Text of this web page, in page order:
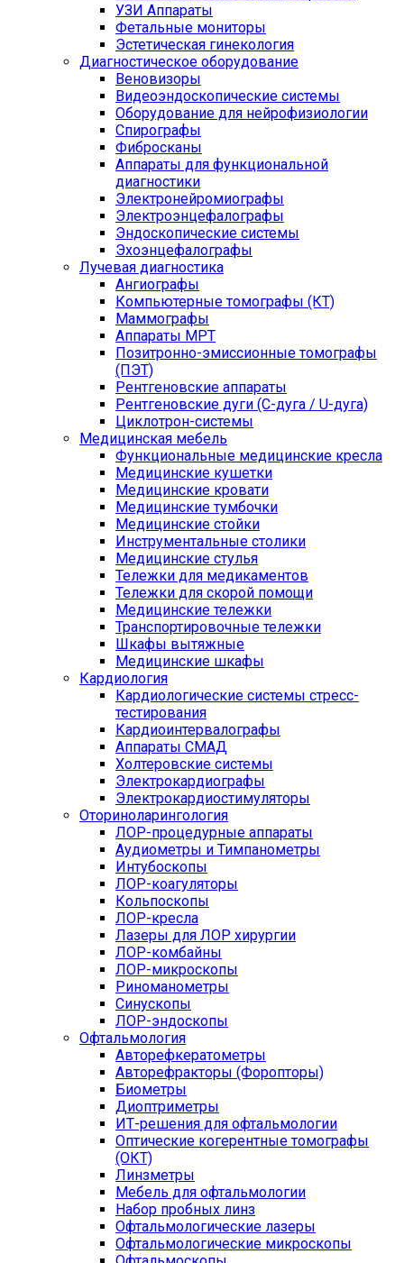
УЗИ Аппараты
Фетальные мониторы
Эстетическая гинекология
Диагностическое оборудование
Веновизоры
Видеоэндоскопические системы
Оборудование для нейрофизиологии
Спирографы
Фибросканы
Аппараты для функциональной
диагностики
Электронейромиографы
Электроэнцефалографы
Эндоскопические системы
Эхоэнцефалографы
Лучевая диагностика
Ангиографы
Компьютерные томографы (КТ)
Маммографы
Аппараты МРТ
Позитронно-эмиссионные томографы
(ПЭТ)
Рентгеновские аппараты
Рентгеновские дуги (С-дуга / U-дуга)
Циклотрон-системы
Медицинская мебель
Функциональные медицинские кресла
Медицинские кушетки
Медицинские кровати
Медицинские тумбочки
Медицинские стойки
Инструментальные столики
Медицинские стулья
Тележки для медикаментов
Тележки для скорой помощи
Медицинские тележки
Транспортировочные тележки
Шкафы вытяжные
Медицинские шкафы
Кардиология
Кардиологические системы стресс-
тестирования
Кардиоинтервалографы
Аппараты СМАД
Холтеровские системы
Электрокардиографы
Электрокардиостимуляторы
Оториноларингология
ЛОР-процедурные аппараты
Аудиометры и Тимпанометры
Интубоскопы
ЛОР-коагуляторы
Кольпоскопы
ЛОР-кресла
Лазеры для ЛОР хирургии
ЛОР-комбайны
ЛОР-микроскопы
Риноманометры
Синускопы
ЛОР-эндоскопы
Офтальмология
Авторефкератометры
Авторефракторы (Форопторы)
Биометры
Диоптриметры
ИТ-решения для офтальмологии
Оптические когерентные томографы
(ОКТ)
Линзметры
Мебель для офтальмологии
Набор пробных линз
Офтальмологические лазеры
Офтальмологические микроскопы